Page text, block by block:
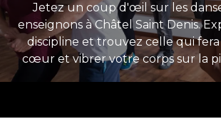
Jetez un coup d'œil sur les
enseignons à Châtel Saint Denis.
discipline et trouvez celle qui
cœur et vibrer votre corps sur la